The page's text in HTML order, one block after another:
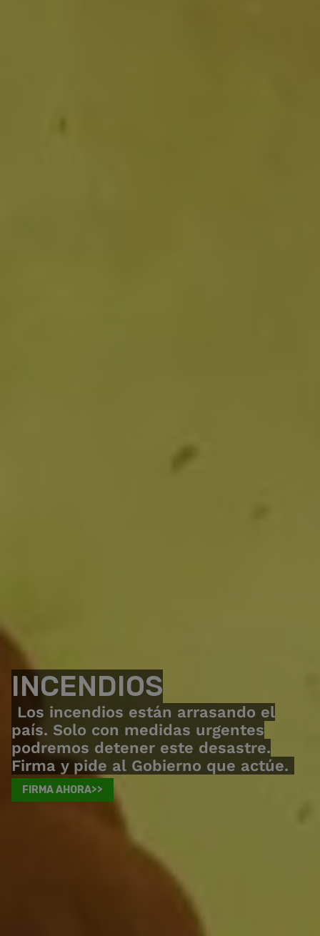
INCENDIOS
Los incendios están arrasando el
país. Solo con medidas urgentes
podremos detener este desastre.
Firma y pide al Gobierno que actúe.
FIRMA AHORA>>